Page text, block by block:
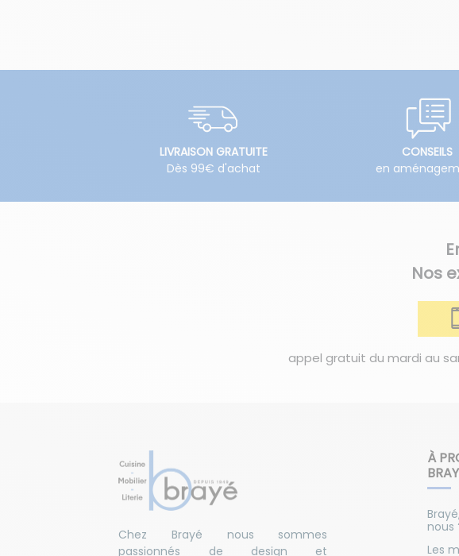
Nos
appel gratuit du mardi au
LIVRAISON GRATUITE
Dès 99€ d'achat
CONSEILS
en
À
nous
Les
Chez Brayé nous sommes
passionnés de design et